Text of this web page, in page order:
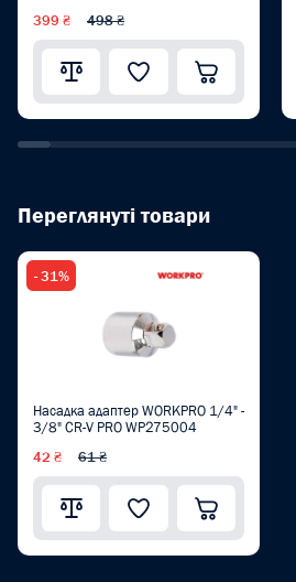
399 ₴ 498 ₴
Переглянуті товари
- 31%
Насадка адаптер WORKPRO 1/4" -
3/8" CR-V PRO WP275004
42 ₴ 61 ₴